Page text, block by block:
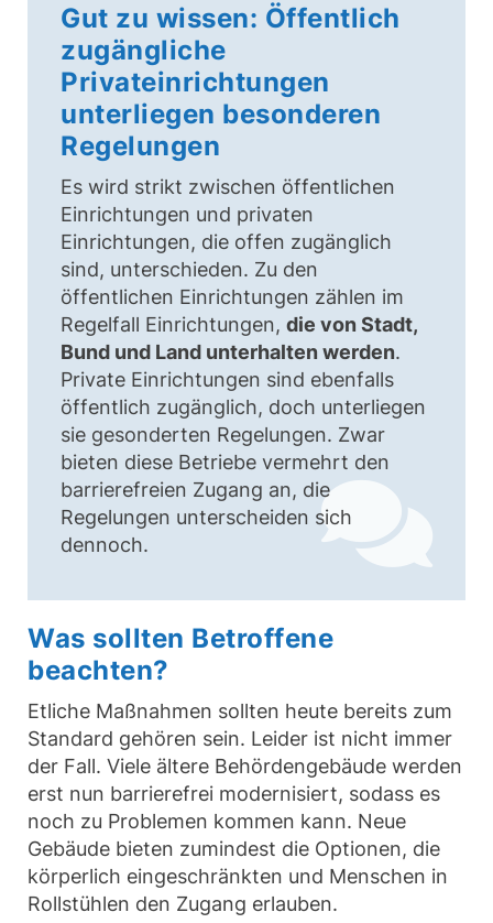
Gut zu wissen: Öffentlich
zugängliche
Privateinrichtungen
unterliegen besonderen
Regelungen
Es wird strikt zwischen öffentlichen
Einrichtungen und privaten
Einrichtungen, die offen zugänglich
sind, unterschieden. Zu den
öffentlichen Einrichtungen zählen im
Regelfall Einrichtungen, die von Stadt,
Bund und Land unterhalten werden.
Private Einrichtungen sind ebenfalls
öffentlich zugänglich, doch unterliegen
sie gesonderten Regelungen. Zwar
bieten diese Betriebe vermehrt den
barrierefreien Zugang an, die
Regelungen unterscheiden sich
dennoch.
Was sollten Betroffene
beachten?
Etliche Maßnahmen sollten heute bereits zum
Standard gehören sein. Leider ist nicht immer
der Fall. Viele ältere Behördengebäude werden
erst nun barrierefrei modernisiert, sodass es
noch zu Problemen kommen kann. Neue
Gebäude bieten zumindest die Optionen, die
körperlich eingeschränkten und Menschen in
Rollstühlen den Zugang erlauben.